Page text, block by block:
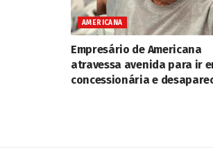
AMERICANA
Empresário de Americana
atravessa avenida para ir
concessionária e